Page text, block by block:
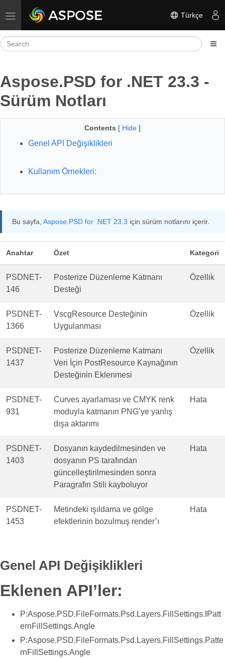
Toggle navigation Türkçe
Aspose.PSD for .NET 23.3 -
Sürüm Notları
Contents [ Hide ]
Genel API Değişiklikleri
Kullanım Örnekleri:
Bu sayfa, Aspose.PSD for .NET 23.3 için sürüm notlarını içerir.
Anahtar Özet Kategori
PSDNET-
146
Posterize Düzenleme Katmanı
Desteği
Özellik
PSDNET-
1366
VscgResource Desteğinin
Uygulanması
Özellik
PSDNET-
1437
Posterize Düzenleme Katmanı
Veri İçin PostResource Kaynağının
Desteğinin Eklenmesi
Özellik
PSDNET-
931
Curves ayarlaması ve CMYK renk
moduyla katmanın PNG’ye yanlış
dışa aktarımı
Hata
PSDNET-
1403
Dosyanın kaydedilmesinden ve
dosyanın PS tarafından
güncelleştirilmesinden sonra
Paragrafın Stili kayboluyor
Hata
PSDNET-
1453
Metindeki ışıldama ve gölge
efektlerinin bozulmuş render’ı
Hata
Genel API Değişiklikleri
Eklenen API’ler:
P:Aspose.PSD.FileFormats.Psd.Layers.FillSettings.IPatt
ernFillSettings.Angle
P:Aspose.PSD.FileFormats.Psd.Layers.FillSettings.Patte
rnFillSettings.Angle